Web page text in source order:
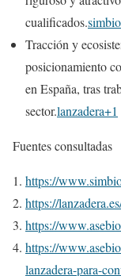
cualificados.
Tracción y
posicionamiento
en España, tras
sector.lanzadera+1
Fuentes consultadas
https://
https://
https://
https://
lanzadera-para-